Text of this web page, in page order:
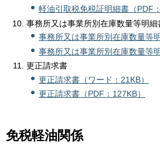
軽油引取税免税証明細書（PDF：
事務所又は事業所別在庫数量等明細
事務所又は事業所別在庫数量等
事務所又は事業所別在庫数量等
更正請求書
更正請求書（ワード：21KB）
更正請求書（PDF：127KB）
免税軽油関係